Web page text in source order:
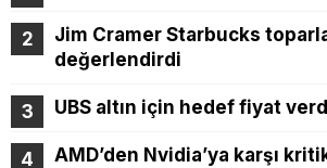
Jim Cramer Starbucks
değerlendirdi
UBS altın için hedef fiyat
AMD’den Nvidia’ya karşı